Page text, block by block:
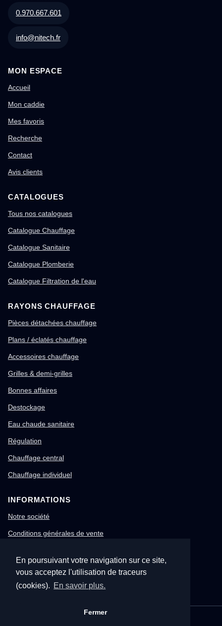
En poursuivant votre navigation sur ce site,
vous acceptez l'utilisation de traceurs
(cookies). En savoir plus.
Fermer
0.970.667.601
info@nitech.fr
MON ESPACE
Accueil
Mon caddie
Mes favoris
Recherche
Contact
Avis clients
CATALOGUES
Tous nos catalogues
Catalogue Chauffage
Catalogue Sanitaire
Catalogue Plomberie
Catalogue Filtration de l'eau
RAYONS CHAUFFAGE
Pièces détachées chauffage
Plans / éclatés chauffage
Accessoires chauffage
Grilles & demi-grilles
Bonnes affaires
Destockage
Eau chaude sanitaire
Régulation
Chauffage central
Chauffage individuel
INFORMATIONS
Notre société
Conditions générales de vente
Gestion des cookies
Confidentialité & RGPD